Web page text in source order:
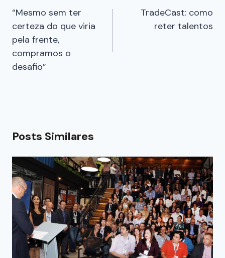
“Mesmo sem ter
certeza do que viria
pela frente,
compramos o
desafio”
TradeCast: como
reter talentos
Posts Similares